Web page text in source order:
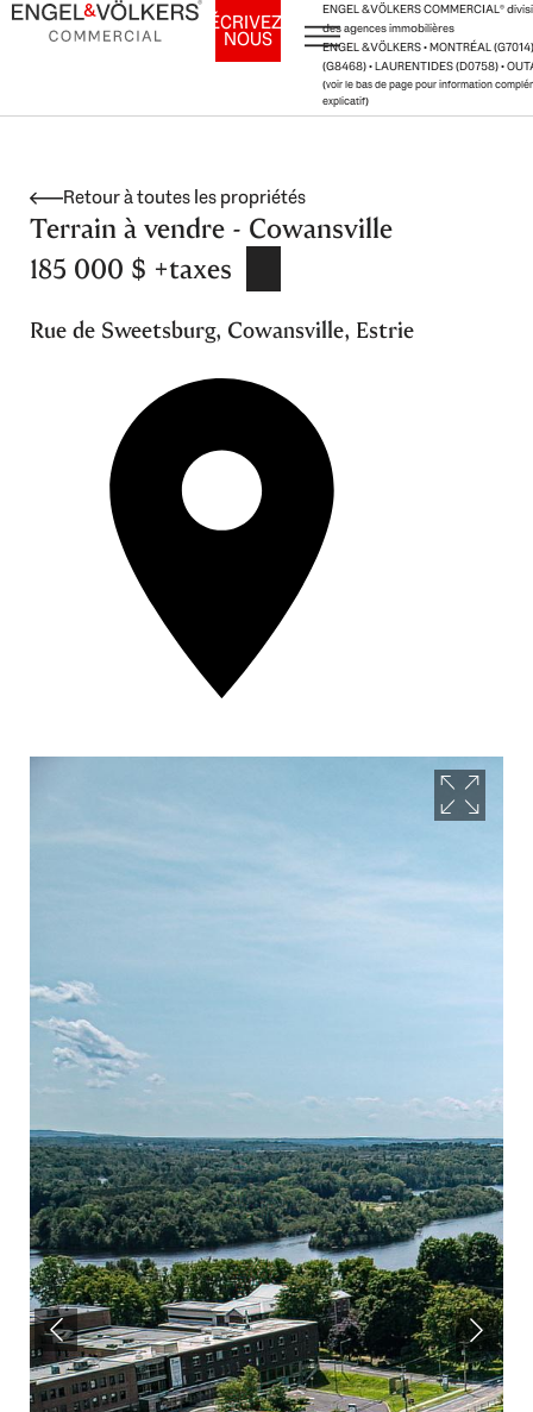
Aller
ENGEL & VÖLKERS COMMERCIAL®
des agences immobilières
ENGEL & VÖLKERS • MONTRÉAL
(G8468) • LAURENTIDES (D0758) •
(voir le bas de page pour information
explicatif)
ÉCRIVEZ-
NOUS
Retour à toutes les propriétés
Terrain à vendre - Cowansville
185 000 $ +taxes
Rue de Sweetsburg, Cowansville, Estrie